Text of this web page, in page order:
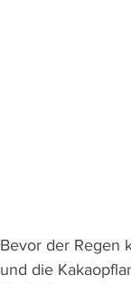
Bevor der Regen
und die